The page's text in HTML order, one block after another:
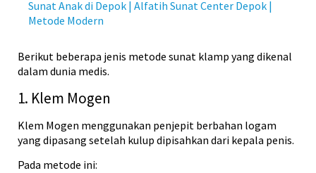
Sunat Anak di Depok | Alfatih Sunat Center Depok |
Metode Modern
Berikut beberapa jenis metode sunat klamp yang dikenal
dalam dunia medis.
1. Klem Mogen
Klem Mogen menggunakan penjepit berbahan logam
yang dipasang setelah kulup dipisahkan dari kepala penis.
Pada metode ini: